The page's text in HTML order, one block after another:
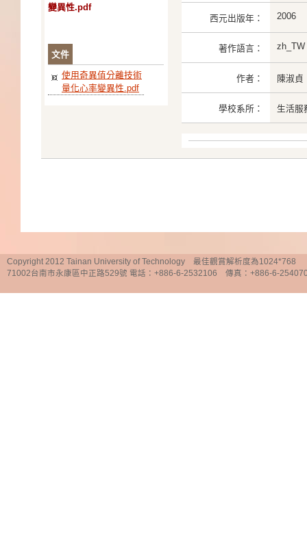
變異性.pdf
文件
使用奇異值分離技術
量化心率變異性.pdf
西元出版年： 2006
著作語言： zh_TW
作者： 陳淑貞
學校系所： 生活服
Copyright 2012 Tainan University of Technology 最佳觀賞解析度為1024*768
71002台南市永康區中正路529號 電話：+886-6-2532106 傳真：+886-6-